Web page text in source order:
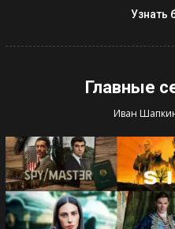
Узнать
Главные
Иван